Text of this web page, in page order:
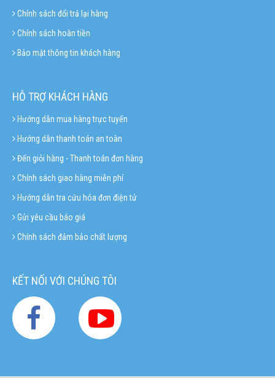
Chính sách đổi trả lại hàng
Chính sách hoàn tiền
Bảo mật thông tin khách hàng
HỖ TRỢ KHÁCH HÀNG
Hướng dẫn mua hàng trực tuyến
Hướng dẫn thanh toán an toàn
Đến giỏi hàng - Thanh toán đơn hàng
Chính sách giao hàng miễn phí
Hướng dẫn tra cứu hóa đơn điện tử
Gửi yêu cầu báo giá
Chính sách đảm bảo chất lượng
KẾT NỐI VỚI CHÚNG TÔI